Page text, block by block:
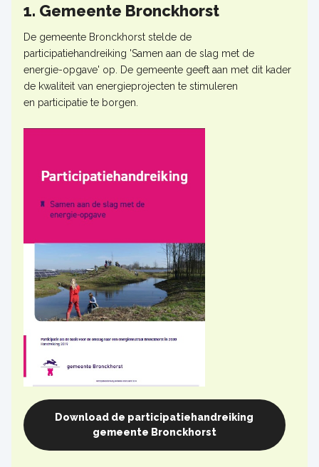
1. Gemeente Bronckhorst
De gemeente Bronckhorst stelde de
participatiehandreiking 'Samen aan de slag met de
energie-opgave' op. De gemeente geeft aan met dit kader
de kwaliteit van energieprojecten te stimuleren
en participatie te borgen.
Download de participatiehandreiking
gemeente Bronckhorst